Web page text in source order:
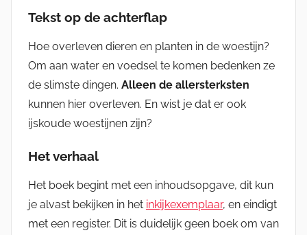
Tekst op de achterflap
Hoe overleven dieren en planten in de woestijn?
Om aan water en voedsel te komen bedenken ze
de slimste dingen. Alleen de allersterksten
kunnen hier overleven. En wist je dat er ook
ijskoude woestijnen zijn?
Het verhaal
Het boek begint met een inhoudsopgave, dit kun
je alvast bekijken in het inkijkexemplaar, en eindigt
met een register. Dit is duidelijk geen boek om van